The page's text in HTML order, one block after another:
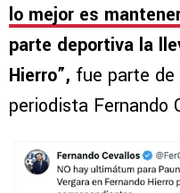
lo mejor es
parte deportiva la
Hierro”, fue parte
periodista Fernando